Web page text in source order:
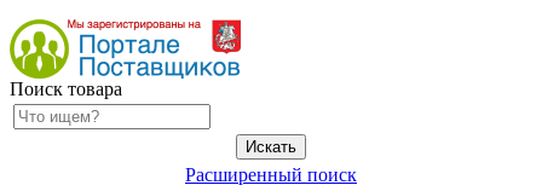
Поиск товара
Расширенный поиск